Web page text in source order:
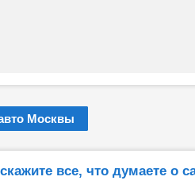
Москвы
все, что думаете о